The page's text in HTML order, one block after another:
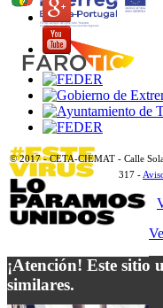
© 2017 - CETA-CIEMAT - Calle
317 -
¡Atención! Este sitio
similares.